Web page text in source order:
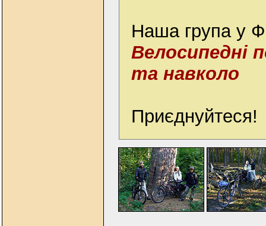
Наша група у
Велосипедні
та навколо
Приєднуйтеся!